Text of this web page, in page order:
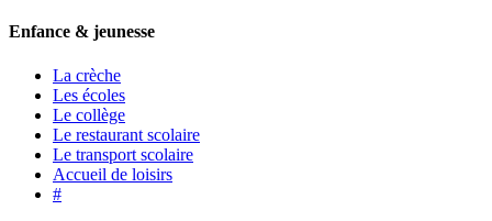
Enfance & jeunesse
La crèche
Les écoles
Le collège
Le restaurant scolaire
Le transport scolaire
Accueil de loisirs
#